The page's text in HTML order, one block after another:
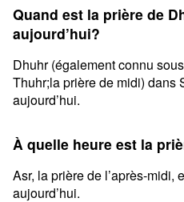
Quand est la prière de
aujourd’hui?
Dhuhr (également connu
Thuhr;la prière de midi) dans
aujourd’hui.
À quelle heure est la
Asr, la prière de l’après-midi,
aujourd’hui.